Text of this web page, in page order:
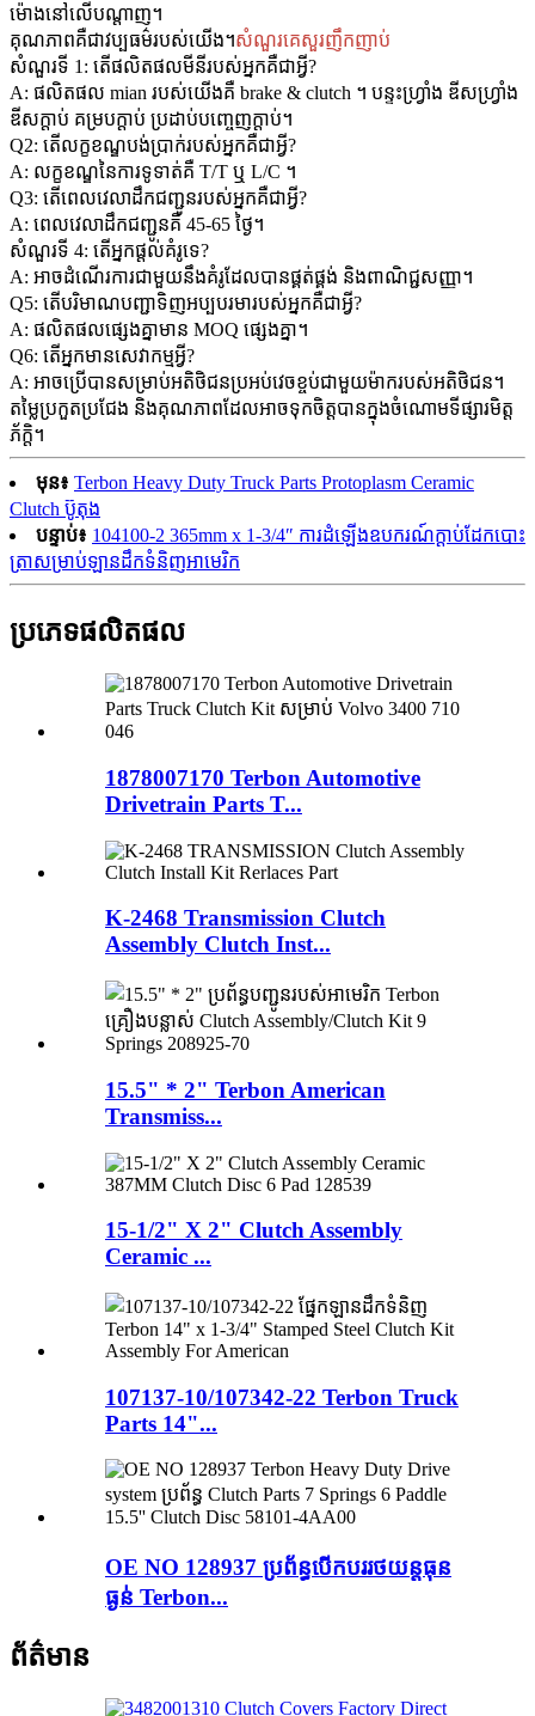
ម៉ោងនៅលើបណ្តាញ។
គុណភាពគឺជាវប្បធម៌របស់យើង។សំណួរគេសួរញឹកញាប់
សំណួរទី 1: តើផលិតផលមីនីរបស់អ្នកគឺជាអ្វី?
A: ផលិតផល mian របស់យើងគឺ brake & clutch ។ បន្ទះហ្វ្រាំង ឌីសហ្វ្រាំង
ឌីសក្ដាប់ គម្របក្ដាប់ ប្រដាប់បញ្ចេញក្ដាប់។
Q2: តើលក្ខខណ្ឌបង់ប្រាក់របស់អ្នកគឺជាអ្វី?
A: លក្ខខណ្ឌនៃការទូទាត់គឺ T/T ឬ L/C ។
Q3: តើពេលវេលាដឹកជញ្ជូនរបស់អ្នកគឺជាអ្វី?
A: ពេលវេលាដឹកជញ្ជូនគឺ 45-65 ថ្ងៃ។
សំណួរទី 4: តើអ្នកផ្តល់គំរូទេ?
A: អាចដំណើរការជាមួយនឹងគំរូដែលបានផ្គត់ផ្គង់ និងពាណិជ្ជសញ្ញា។
Q5: តើបរិមាណបញ្ជាទិញអប្បបរមារបស់អ្នកគឺជាអ្វី?
A: ផលិតផលផ្សេងគ្នាមាន MOQ ផ្សេងគ្នា។
Q6: តើអ្នកមានសេវាកម្មអ្វី?
A: អាចប្រើបានសម្រាប់អតិថិជនប្រអប់វេចខ្ចប់ជាមួយម៉ាករបស់អតិថិជន។
តម្លៃប្រកួតប្រជែង និងគុណភាពដែលអាចទុកចិត្តបានក្នុងចំណោមទីផ្សារមិត្ត
ភ័ក្តិ។
មុន៖ Terbon Heavy Duty Truck Parts Protoplasm Ceramic
Clutch ប៊ូតុង
បន្ទាប់៖ 104100-2 365mm x 1-3/4″ ការដំឡើងឧបករណ៍ក្ដាប់ដែកបោះ
ត្រាសម្រាប់ឡានដឹកទំនិញអាមេរិក
ប្រភេទផលិតផល
1878007170 Terbon Automotive
Drivetrain Parts T...
K-2468 Transmission Clutch
Assembly Clutch Inst...
15.5" * 2" Terbon American
Transmiss...
15-1/2" X 2" Clutch Assembly
Ceramic ...
107137-10/107342-22 Terbon Truck
Parts 14"...
OE NO 128937 ប្រព័ន្ធបើកបររថយន្តធុន
ធ្ងន់ Terbon...
ព័ត៌មាន